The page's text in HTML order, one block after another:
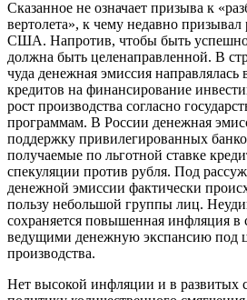
Сказанное не означает призыва к
вертолета», к чему недавно
США. Напротив, чтобы быть
должна быть целенаправленной. В
чуда денежная эмиссия
кредитов на финансирование
рост производства согласно
программам. В России денежная
поддержку привилегированных
получаемые по льготной ставке
спекуляции против рубля. Под
денежной эмиссии фактически
пользу небольшой группы лиц.
сохраняется повышенная инфляция в
ведущими денежную экспансию под
производства.
Нет высокой инфляции и в развитых